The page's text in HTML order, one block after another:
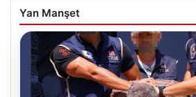
Yan Manşet